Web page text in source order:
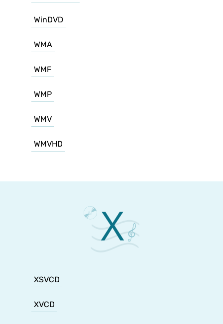
WinDVD
WMA
WMF
WMP
WMV
WMVHD
XSVCD
XVCD